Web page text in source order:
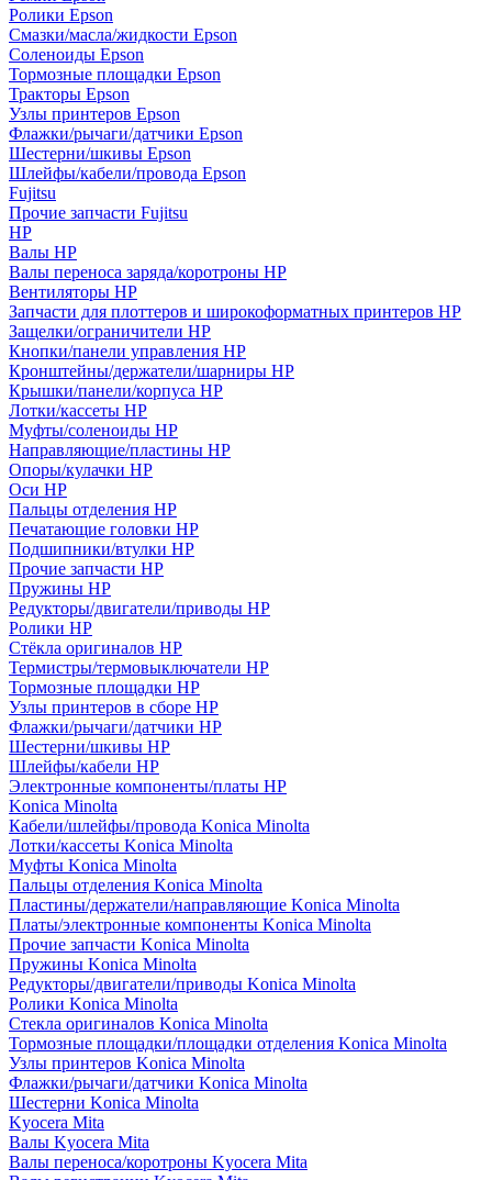
Ролики Epson
Смазки/масла/жидкости Epson
Соленоиды Epson
Тормозные площадки Epson
Тракторы Epson
Узлы принтеров Epson
Флажки/рычаги/датчики Epson
Шестерни/шкивы Epson
Шлейфы/кабели/провода Epson
Fujitsu
Прочие запчасти Fujitsu
HP
Валы HP
Валы переноса заряда/коротроны HP
Вентиляторы HP
Запчасти для плоттеров и широкоформатных принтеров HP
Защелки/ограничители HP
Кнопки/панели управления HP
Кронштейны/держатели/шарниры HP
Крышки/панели/корпуса HP
Лотки/кассеты HP
Муфты/соленоиды HP
Направляющие/пластины HP
Опоры/кулачки HP
Оси HP
Пальцы отделения HP
Печатающие головки HP
Подшипники/втулки HP
Прочие запчасти HP
Пружины HP
Редукторы/двигатели/приводы HP
Ролики HP
Стёкла оригиналов HP
Термистры/термовыключатели HP
Тормозные площадки HP
Узлы принтеров в сборе HP
Флажки/рычаги/датчики HP
Шестерни/шкивы HP
Шлейфы/кабели HP
Электронные компоненты/платы HP
Konica Minolta
Кабели/шлейфы/провода Konica Minolta
Лотки/кассеты Konica Minolta
Муфты Konica Minolta
Пальцы отделения Konica Minolta
Пластины/держатели/направляющие Konica Minolta
Платы/электронные компоненты Konica Minolta
Прочие запчасти Konica Minolta
Пружины Konica Minolta
Редукторы/двигатели/приводы Konica Minolta
Ролики Konica Minolta
Стекла оригиналов Konica Minolta
Тормозные площадки/площадки отделения Konica Minolta
Узлы принтеров Konica Minolta
Флажки/рычаги/датчики Konica Minolta
Шестерни Konica Minolta
Kyocera Mita
Валы Kyocera Mita
Валы переноса/коротроны Kyocera Mita